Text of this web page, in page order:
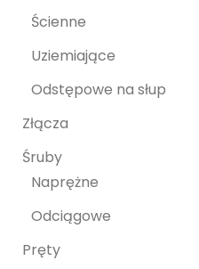
Ścienne
Uziemiające
Odstępowe na słup
Złącza
Śruby
Naprężne
Odciągowe
Pręty